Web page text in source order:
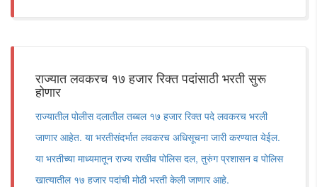
राज्यात लवकरच १७ हजार रिक्त पदांसाठी भरती सुरू
होणार
राज्यातील पोलीस दलातील तब्बल १७ हजार रिक्त पदे लवकरच भरली
जाणार आहेत. या भरतीसंदर्भात लवकरच अधिसूचना जारी करण्यात येईल.
या भरतीच्या माध्यमातून राज्य राखीव पोलिस दल, तुरुंग प्रशासन व पोलिस
खात्यातील १७ हजार पदांची मोठी भरती केली जाणार आहे.